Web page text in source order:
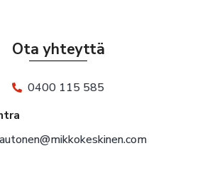
Ota yhteyttä
0400 115 585